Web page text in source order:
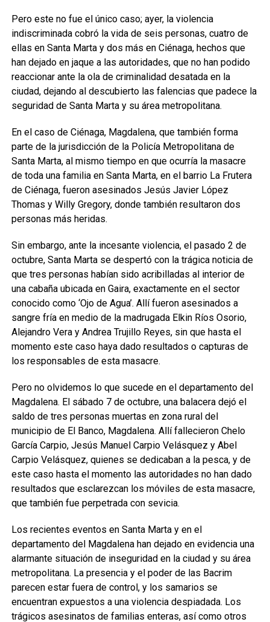
Pero este no fue el único caso; ayer, la violencia
indiscriminada cobró la vida de seis personas, cuatro de
ellas en Santa Marta y dos más en Ciénaga, hechos que
han dejado en jaque a las autoridades, que no han podido
reaccionar ante la ola de criminalidad desatada en la
ciudad, dejando al descubierto las falencias que padece la
seguridad de Santa Marta y su área metropolitana.
En el caso de Ciénaga, Magdalena, que también forma
parte de la jurisdicción de la Policía Metropolitana de
Santa Marta, al mismo tiempo en que ocurría la masacre
de toda una familia en Santa Marta, en el barrio La Frutera
de Ciénaga, fueron asesinados Jesús Javier López
Thomas y Willy Gregory, donde también resultaron dos
personas más heridas.
Sin embargo, ante la incesante violencia, el pasado 2 de
octubre, Santa Marta se despertó con la trágica noticia de
que tres personas habían sido acribilladas al interior de
una cabaña ubicada en Gaira, exactamente en el sector
conocido como ‘Ojo de Agua’. Allí fueron asesinados a
sangre fría en medio de la madrugada Elkin Ríos Osorio,
Alejandro Vera y Andrea Trujillo Reyes, sin que hasta el
momento este caso haya dado resultados o capturas de
los responsables de esta masacre.
Pero no olvidemos lo que sucede en el departamento del
Magdalena. El sábado 7 de octubre, una balacera dejó el
saldo de tres personas muertas en zona rural del
municipio de El Banco, Magdalena. Allí fallecieron Chelo
García Carpio, Jesús Manuel Carpio Velásquez y Abel
Carpio Velásquez, quienes se dedicaban a la pesca, y de
este caso hasta el momento las autoridades no han dado
resultados que esclarezcan los móviles de esta masacre,
que también fue perpetrada con sevicia.
Los recientes eventos en Santa Marta y en el
departamento del Magdalena han dejado en evidencia una
alarmante situación de inseguridad en la ciudad y su área
metropolitana. La presencia y el poder de las Bacrim
parecen estar fuera de control, y los samarios se
encuentran expuestos a una violencia despiadada. Los
trágicos asesinatos de familias enteras, así como otros